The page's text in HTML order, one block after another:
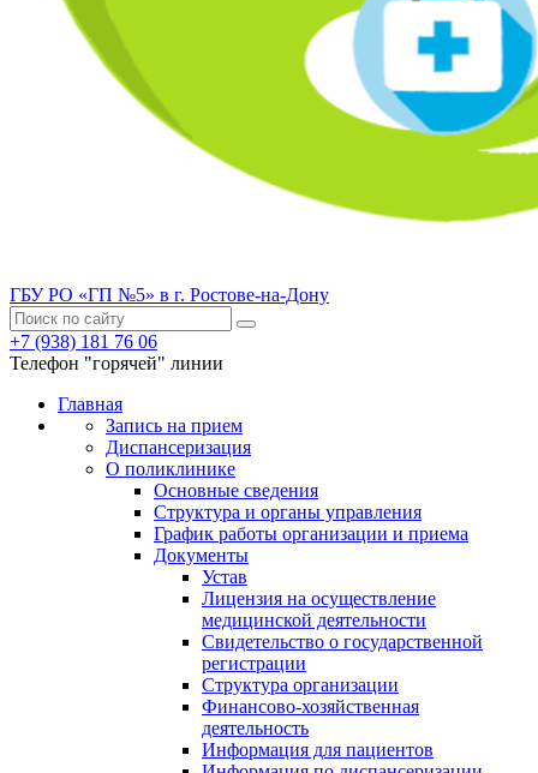
ГБУ РО «ГП №5» в г. Ростове-на-Дону
+7 (938) 181 76 06
Телефон "горячей" линии
Главная
Запись на прием
Диспансеризация
О поликлинике
Основные сведения
Структура и органы управления
График работы организации и приема
Документы
Устав
Лицензия на осуществление
медицинской деятельности
Свидетельство о государственной
регистрации
Структура организации
Финансово-хозяйственная
деятельность
Информация для пациентов